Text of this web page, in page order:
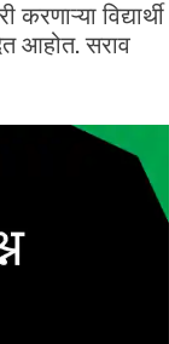
विद्यार्थी
आहोत. सराव